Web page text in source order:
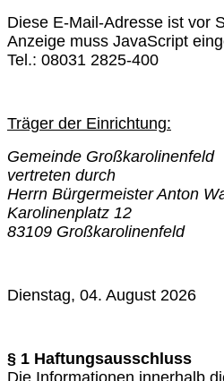
Diese E-Mail-Adresse ist vor
Anzeige muss JavaScript
Tel.: 08031 2825-400
Träger der Einrichtung:
Gemeinde Großkarolinenfeld
vertreten durch
Herrn Bürgermeister Anton
Karolinenplatz 12
83109 Großkarolinenfeld
Dienstag, 04. August 2026
§ 1 Haftungsausschluss